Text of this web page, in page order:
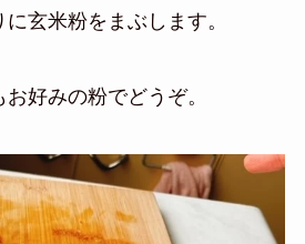
玄米粉をまぶします。
好みの粉でどうぞ。